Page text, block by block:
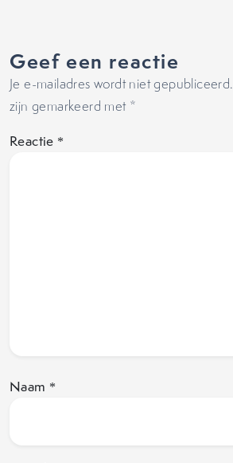
Geef een reactie
Je e-mailadres wordt niet gepubliceerd.
zijn gemarkeerd met *
Reactie *
Naam *